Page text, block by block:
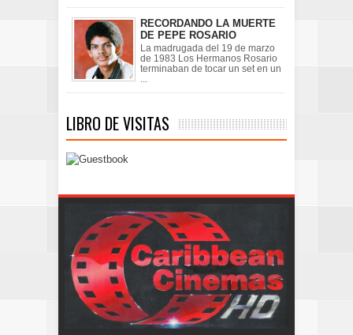
RECORDANDO LA MUERTE
DE PEPE ROSARIO
La madrugada del 19 de marzo
de 1983 Los Hermanos Rosario
terminaban de tocar un set en un
LIBRO DE VISITAS